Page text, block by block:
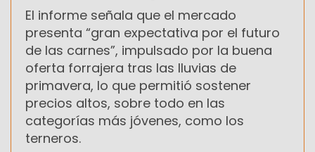
El informe señala que el mercado
presenta “gran expectativa por el futuro
de las carnes”, impulsado por la buena
oferta forrajera tras las lluvias de
primavera, lo que permitió sostener
precios altos, sobre todo en las
categorías más jóvenes, como los
terneros.